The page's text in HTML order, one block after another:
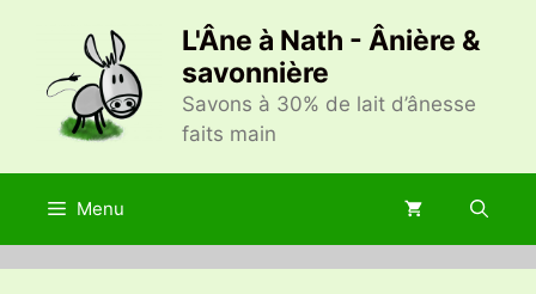
contenu
L'Âne à Nath - Ânière &
savonnière
Savons à 30% de lait d’ânesse
faits main
Menu